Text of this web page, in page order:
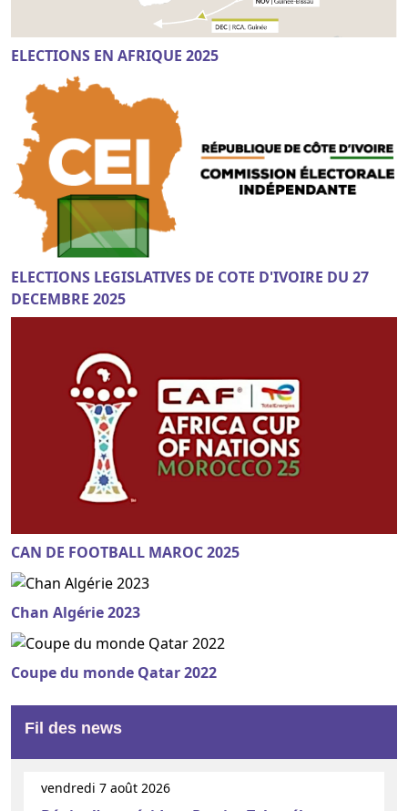
ELECTIONS EN AFRIQUE 2025
ELECTIONS LEGISLATIVES DE COTE D'IVOIRE DU 27
DECEMBRE 2025
CAN DE FOOTBALL MAROC 2025
Chan Algérie 2023
Coupe du monde Qatar 2022
Fil des news
vendredi 7 août 2026